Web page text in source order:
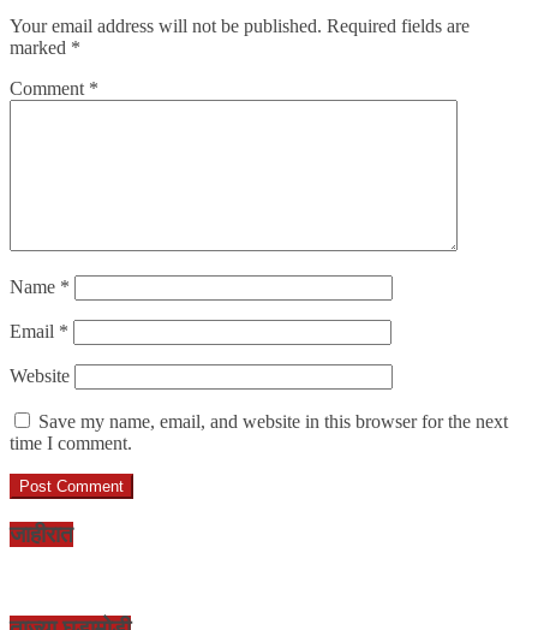
Your email address will not be published. Required fields are
marked *
Comment *
Name *
Email *
Website
Save my name, email, and website in this browser for the next
time I comment.
जाहीरात